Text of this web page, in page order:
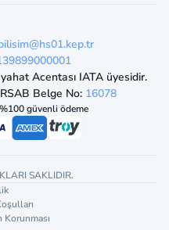
Acentası IATA üyesidir.
Belge No: 16078
güvenli ödeme
SAKLIDIR.